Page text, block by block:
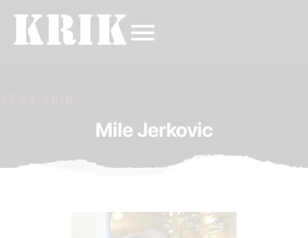
25.02.2016.
Mile Jerkovic